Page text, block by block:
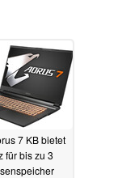
7 KB bietet
für bis zu 3